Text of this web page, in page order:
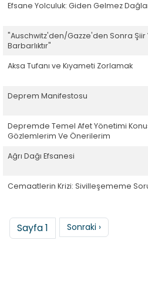
Efsane Yolculuk: Giden Gelmez
"Auschwitz'den/Gazze'den Sonra Şiir
Barbarlıktır"
Aksa Tufanı ve Kıyameti Zorlamak
Deprem Manifestosu
Depremde Temel Afet Yönetimi
Gözlemlerim Ve Önerilerim
Ağrı Dağı Efsanesi
Cemaatlerin Krizi: Sivilleşememe
Sayfalama
Sayfa 1 Sonraki sayfa
Sonraki ›